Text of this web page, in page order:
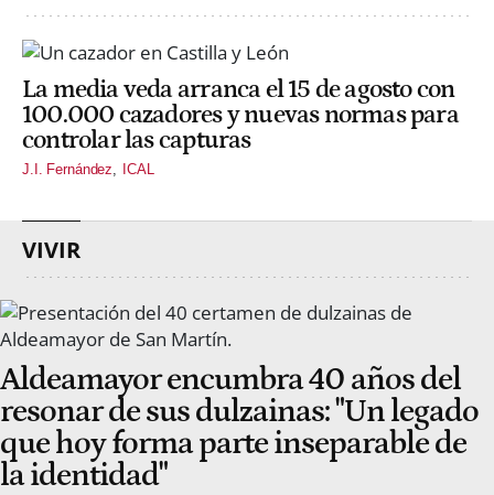
La media veda arranca el 15 de agosto con
100.000 cazadores y nuevas normas para
controlar las capturas
J.I. Fernández ICAL
VIVIR
Aldeamayor encumbra 40 años del
resonar de sus dulzainas: "Un legado
que hoy forma parte inseparable de
la identidad"